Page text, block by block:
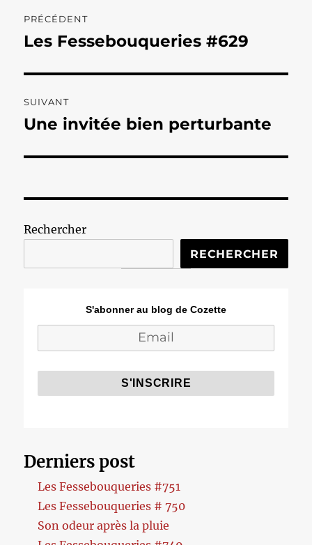
de
PRÉCÉDENT
Publication
Les Fessebouqueries #629
SUIVANT
Publication
Une invitée bien perturbante
Rechercher
RECHERCHER
S'abonner au blog de Cozette
Derniers post
Les Fessebouqueries #751
Les Fessebouqueries # 750
Son odeur après la pluie